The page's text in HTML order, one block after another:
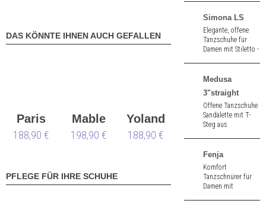
DAS KÖNNTE IHNEN AUCH GEFALLEN
Paris
188,90 €
Mable
LS
198,90 €
Yolanda
188,90 €
PFLEGE FÜR IHRE SCHUHE
hoher Absatz.
Simona LS
Elegante, offene
Tanzschuhe für
Damen mit Stiletto -
Chevreau. Mit
hoher Absatz.
Medusa
3"straight
Offene Tanzschuhe
Sandalette mit T-
Steg aus
hoher Absatz.
Fenja
Komfort
Tanzschnürer für
Damen mit